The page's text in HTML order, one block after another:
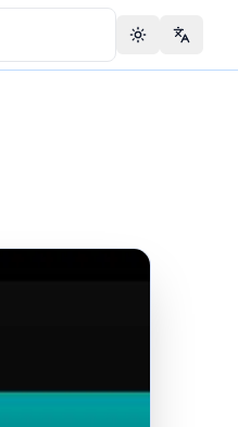
Toggle theme